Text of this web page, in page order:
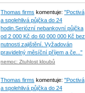
Thomas firms komentuje: "Poctivá
a spolehlivá půjčka do 24
hodin.Seriózní nebankovní půjčka
od 2 000 Kč do 60 000 000 Kč bez
nutnosti zajištění. Vyžadován
pravidelný měsíční příjem a če..."
nemoc: Ztuhlost kloubů
Thomas firms komentuje: "Poctivá
a spolehlivá půjčka do 24